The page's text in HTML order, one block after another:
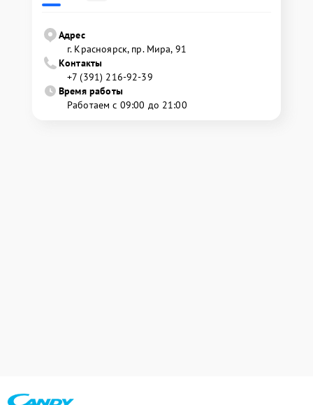
Адрес
г. Красноярск, ​пр. Мира, 91
Контакты
+7 (391) 216-92-39
Время работы
Работаем с 09:00 до 21:00